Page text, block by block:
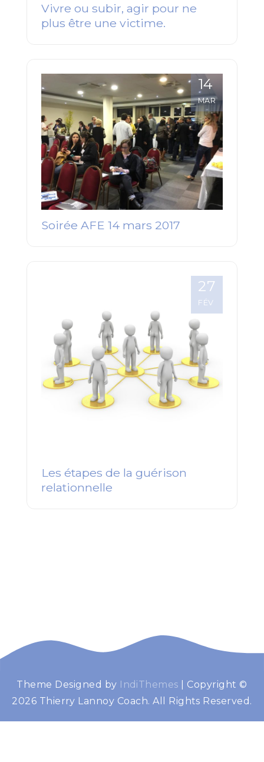
Vivre ou subir, agir pour ne
plus être une victime.
14
MAR
Soirée AFE 14 mars 2017
27
FÉV
Les étapes de la guérison
relationnelle
Theme Designed by IndiThemes
Copyright ©
2026 Thierry Lannoy Coach. All Rights Reserved.
Thierry Lannoy
Coach
Booster de performance